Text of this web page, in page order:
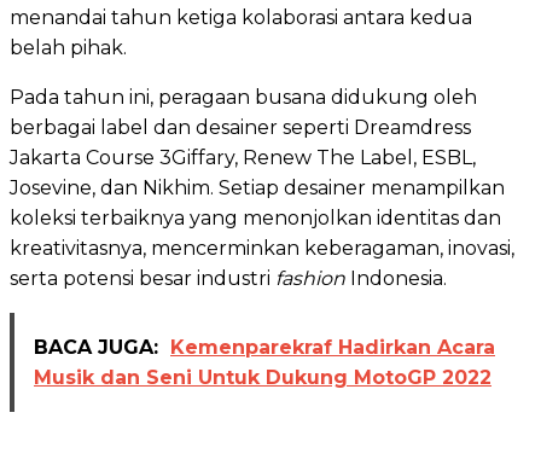
menandai tahun ketiga kolaborasi antara kedua
belah pihak.
Pada tahun ini, peragaan busana didukung oleh
berbagai label dan desainer seperti Dreamdress
Jakarta Course 3Giffary, Renew The Label, ESBL,
Josevine, dan Nikhim. Setiap desainer menampilkan
koleksi terbaiknya yang menonjolkan identitas dan
kreativitasnya, mencerminkan keberagaman, inovasi,
serta potensi besar industri fashion Indonesia.
BACA JUGA: Kemenparekraf Hadirkan Acara
Musik dan Seni Untuk Dukung MotoGP 2022